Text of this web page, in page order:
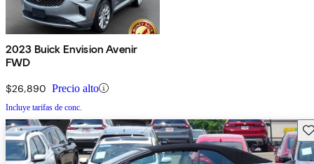
2023 Buick Envision Avenir
FWD
$26,890 Precio alto
Incluye tarifas de conc.